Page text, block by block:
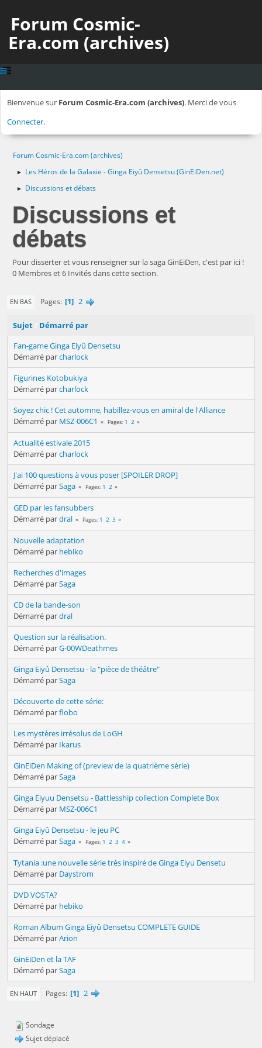
Forum Cosmic-
Era.com (archives)
Bienvenue sur Forum Cosmic-Era.com (archives). Merci de vous
Connecter.
Forum Cosmic-Era.com (archives)
► Les Héros de la Galaxie - Ginga Eiyû Densetsu (GinEiDen.net)
► Discussions et débats
Discussions et
débats
Pour disserter et vous renseigner sur la saga GinEiDen, c'est par ici !
0 Membres et 6 Invités dans cette section.
EN BAS Pages 1 2
Sujet
Démarré par
Fan-game Ginga Eiyû Densetsu
Démarré parcharlock
Figurines Kotobukiya
Démarré parcharlock
Soyez chic ! Cet automne, habillez-vous en amiral de l'Alliance
Démarré par MSZ-006C1 Pages 1 2
Actualité estivale 2015
Démarré parcharlock
J'ai 100 questions à vous poser [SPOILER DROP]
Démarré parSaga Pages 1 2
GED par les fansubbers
Démarré pardral Pages 1 2 3
Nouvelle adaptation
Démarré par hebiko
Recherches d'images
Démarré parSaga
CD de la bande-son
Démarré pardral
Question sur la réalisation.
Démarré parG-00WDeathmes
Ginga Eiyû Densetsu - la "pièce de théâtre"
Démarré parSaga
Découverte de cette série:
Démarré parflobo
Les mystères irrésolus de LoGH
Démarré par Ikarus
GinEiDen Making of (preview de la quatrième série)
Démarré parSaga
Ginga Eiyuu Densetsu - Battlesship collection Complete Box
Démarré par MSZ-006C1
Ginga Eiyû Densetsu - le jeu PC
Démarré parSaga Pages 1 2 3 4
Tytania :une nouvelle série très inspiré de Ginga Eiyu Densetu
Démarré par Daystrom
DVD VOSTA?
Démarré par hebiko
Roman Album Ginga Eiyû Densetsu COMPLETE GUIDE
Démarré parArion
GinEiDen et la TAF
Démarré parSaga
EN HAUT Pages 1 2
Sondage
Sujet déplacé